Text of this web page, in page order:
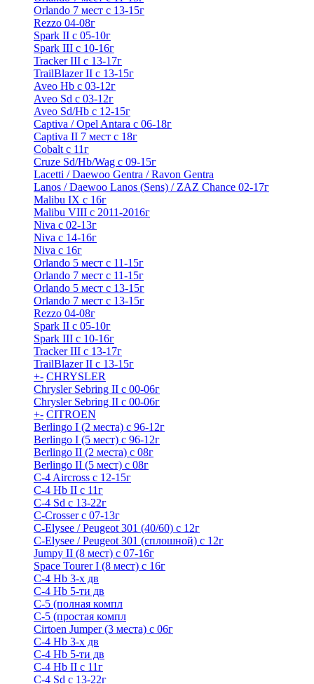
Orlando 7 мест с 13-15г
Rezzo 04-08г
Spark II с 05-10г
Spark III с 10-16г
Tracker III с 13-17г
TrailBlazer II с 13-15г
Aveo Hb с 03-12г
Aveo Sd с 03-12г
Aveo Sd/Hb с 12-15г
Captiva / Opel Antara с 06-18г
Captiva II 7 мест с 18г
Cobalt с 11г
Cruze Sd/Hb/Wag c 09-15г
Lacetti / Daewoo Gentra / Ravon Gentra
Lanos / Daewoo Lanos (Sens) / ZAZ Chance 02-17г
Malibu IX с 16г
Malibu VIII с 2011-2016г
Niva с 02-13г
Niva с 14-16г
Niva с 16г
Orlando 5 мест с 11-15г
Orlando 7 мест с 11-15г
Orlando 5 мест с 13-15г
Orlando 7 мест с 13-15г
Rezzo 04-08г
Spark II с 05-10г
Spark III с 10-16г
Tracker III с 13-17г
TrailBlazer II с 13-15г
+- CHRYSLER
Chrysler Sebring II с 00-06г
Chrysler Sebring II с 00-06г
+- CITROEN
Berlingo I (2 места) с 96-12г
Berlingo I (5 мест) с 96-12г
Berlingo II (2 места) с 08г
Berlingo II (5 мест) с 08г
C-4 Airсross с 12-15г
C-4 Hb II с 11г
C-4 Sd c 13-22г
C-Crosser с 07-13г
C-Elysee / Peugeot 301 (40/60) с 12г
C-Elysee / Peugeot 301 (сплошной) с 12г
Jumpy II (8 мест) с 07-16г
Space Tourer I (8 мест) с 16г
С-4 Hb 3-х дв
С-4 Hb 5-ти дв
С-5 (полная компл
С-5 (простая компл
Cirtoen Jumper (3 места) с 06г
С-4 Hb 3-х дв
С-4 Hb 5-ти дв
C-4 Hb II с 11г
C-4 Sd c 13-22г